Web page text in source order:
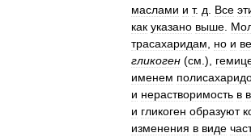
маслами и т. д Все
как указано выше
трасахаридам
но и
гликоген (см .),
именем
и нерастворимость в
и гликоген образуют
изменения в виде